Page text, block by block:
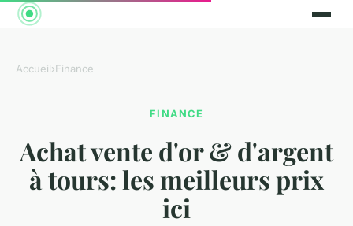
Accueil›Finance
FINANCE
Achat vente d'or & d'argent
à tours: les meilleurs prix
ici